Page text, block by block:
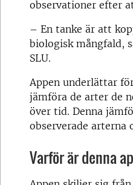
observationer efter
– En tanke är att
biologisk mångfald,
SLU.
Appen underlättar
jämföra de arter de
över tid. Denna
observerade arterna
Varför är denna